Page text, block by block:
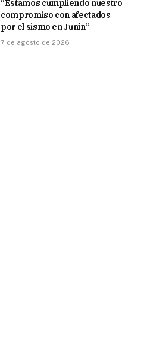
“Estamos cumpliendo nuestro
compromiso con afectados
por el sismo en Junín”
7 de agosto de 2026